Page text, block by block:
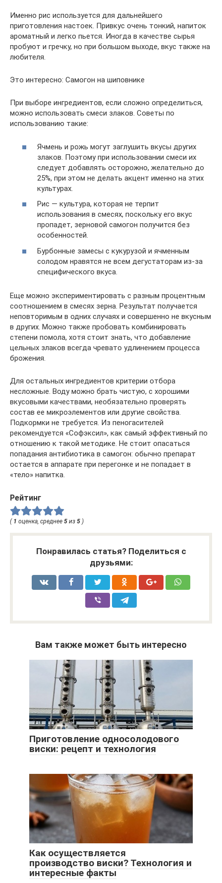
Именно рис используется для дальнейшего
приготовления настоек. Привкус очень тонкий, напиток
ароматный и легко пьется. Иногда в качестве сырья
пробуют и гречку, но при большом выходе, вкус также на
любителя.
Это интересно: Cамогон на шиповнике
При выборе ингредиентов, если сложно определиться,
можно использовать смеси злаков. Советы по
использованию такие:
Ячмень и рожь могут заглушить вкусы других
злаков. Поэтому при использовании смеси их
следует добавлять осторожно, желательно до
25%, при этом не делать акцент именно на этих
культурах.
Рис — культура, которая не терпит
использования в смесях, поскольку его вкус
пропадет, зерновой самогон получится без
особенностей.
Бурбонные замесы с кукурузой и ячменным
солодом нравятся не всем дегустаторам из-за
специфического вкуса.
Еще можно экспериментировать с разным процентным
соотношением в смесях зерна. Результат получается
неповторимым в одних случаях и совершенно не вкусным
в других. Можно также пробовать комбинировать
степени помола, хотя стоит знать, что добавление
цельных злаков всегда чревато удлинением процесса
брожения.
Для остальных ингредиентов критерии отбора
несложные. Воду можно брать чистую, с хорошими
вкусовыми качествами, необязательно проверять
состав ее микроэлементов или другие свойства.
Подкормки не требуется. Из пеногасителей
рекомендуется «Софэксил», как самый эффективный по
отношению к такой методике. Не стоит опасаться
попадания антибиотика в самогон: обычно препарат
остается в аппарате при перегонке и не попадает в
«тело» напитка.
Рейтинг
( 1 оценка, среднее 5 из 5 )
Понравилась статья? Поделиться с
друзьями:
Вам также может быть интересно
Приготовление односолодового
виски: рецепт и технология
Как осуществляется
производство виски? Технология и
интересные факты